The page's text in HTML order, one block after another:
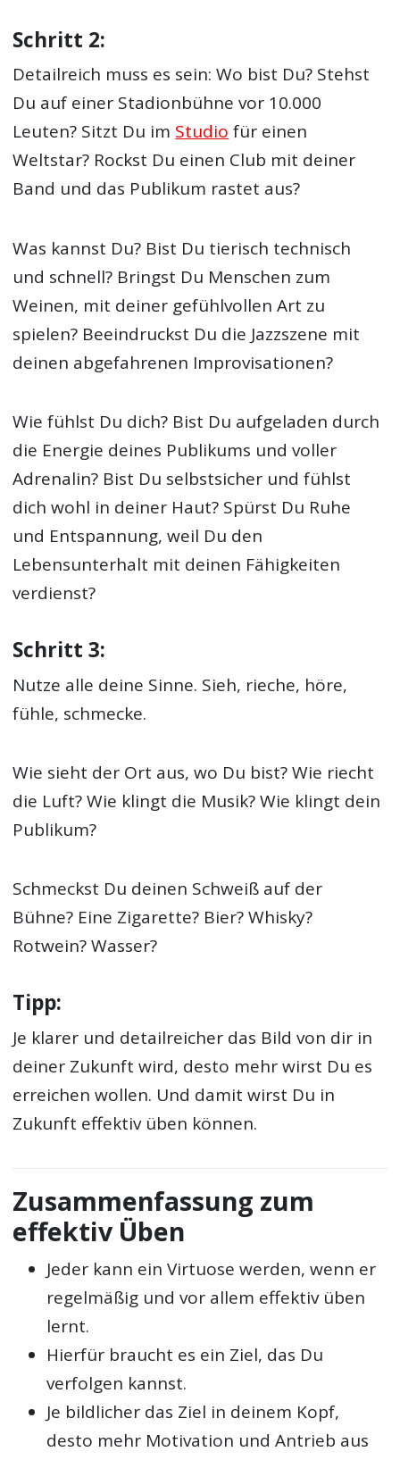
Schritt 2:
Detailreich muss es sein: Wo bist Du? Stehst
Du auf einer Stadionbühne vor 10.000
Leuten? Sitzt Du im Studio für einen
Weltstar? Rockst Du einen Club mit deiner
Band und das Publikum rastet aus?
Was kannst Du? Bist Du tierisch technisch
und schnell? Bringst Du Menschen zum
Weinen, mit deiner gefühlvollen Art zu
spielen? Beeindruckst Du die Jazzszene mit
deinen abgefahrenen Improvisationen?
Wie fühlst Du dich? Bist Du aufgeladen durch
die Energie deines Publikums und voller
Adrenalin? Bist Du selbstsicher und fühlst
dich wohl in deiner Haut? Spürst Du Ruhe
und Entspannung, weil Du den
Lebensunterhalt mit deinen Fähigkeiten
verdienst?
Schritt 3:
Nutze alle deine Sinne. Sieh, rieche, höre,
fühle, schmecke.
Wie sieht der Ort aus, wo Du bist? Wie riecht
die Luft? Wie klingt die Musik? Wie klingt dein
Publikum?
Schmeckst Du deinen Schweiß auf der
Bühne? Eine Zigarette? Bier? Whisky?
Rotwein? Wasser?
Tipp:
Je klarer und detailreicher das Bild von dir in
deiner Zukunft wird, desto mehr wirst Du es
erreichen wollen. Und damit wirst Du in
Zukunft effektiv üben können.
Zusammenfassung zum
effektiv Üben
Jeder kann ein Virtuose werden, wenn er
regelmäßig und vor allem effektiv üben
lernt.
Hierfür braucht es ein Ziel, das Du
verfolgen kannst.
Je bildlicher das Ziel in deinem Kopf,
desto mehr Motivation und Antrieb aus